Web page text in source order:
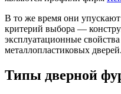
В то же время они
критерий выбора —
эксплуатационные
металлопластиковых дверей.
Типы дверной